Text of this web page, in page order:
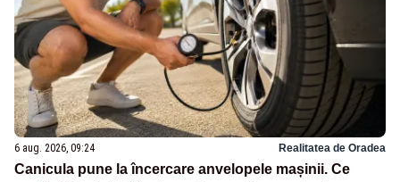
6 aug. 2026, 09:24 Realitatea de Oradea
Canicula pune la încercare anvelopele mașinii. Ce